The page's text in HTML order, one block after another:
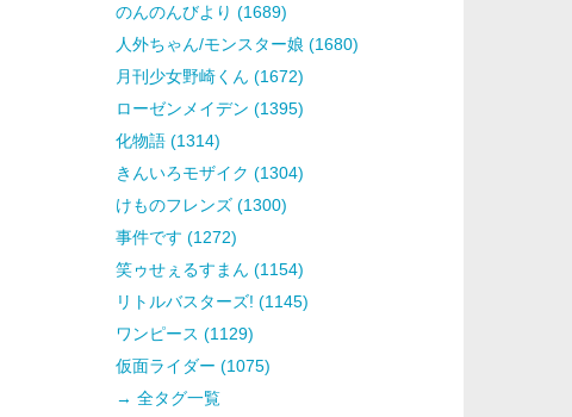
のんのんびより (1689)
人外ちゃん/モンスター娘 (1680)
月刊少女野崎くん (1672)
ローゼンメイデン (1395)
化物語 (1314)
きんいろモザイク (1304)
けものフレンズ (1300)
事件です (1272)
笑ゥせぇるすまん (1154)
リトルバスターズ! (1145)
ワンピース (1129)
仮面ライダー (1075)
→ 全タグ一覧